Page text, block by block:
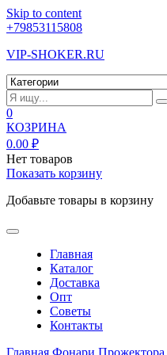
Skip to content
+79853115808
VIP-SHOKER.RU
0
КОЗРИНА
0.00 ₽
Нет товаров
Показать корзину
Добавьте товары в корзину
Главная
Каталог
Доставка
Опт
Советы
Контакты
Главная Фонари Прожектора